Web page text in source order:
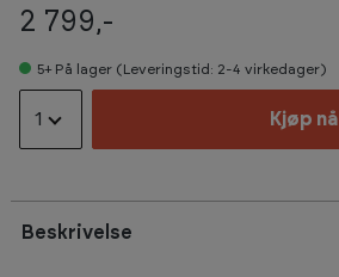
2 799,-
5+ På lager (Leveringstid: 2-4 virkedager)
1 Kjøp nå
Beskrivelse